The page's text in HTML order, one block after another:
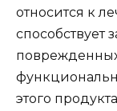
относится к
способствует
этого